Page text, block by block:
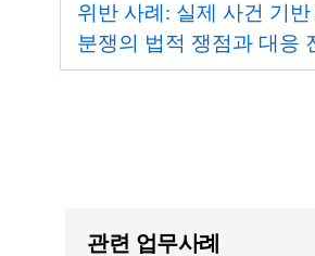
위반 사례: 실제 사건 기
분쟁의 법적 쟁점과 대응
관련 업무사례